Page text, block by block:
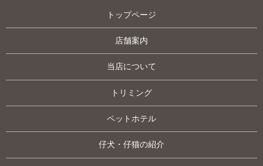
トップページ
店舗案内
当店について
トリミング
ペットホテル
仔犬・仔猫の紹介